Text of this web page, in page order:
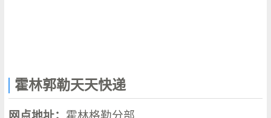
霍林郭勒天天快递